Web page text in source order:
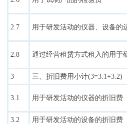
2.7 用于研发活动的仪器、设备的
2.8 通过经营租赁方式租入的用于
3 三、折旧费用小计(3=3.1+3.2)
3.1 用于研发活动的仪器的折旧费
3.2 用于研发活动的设备的折旧费